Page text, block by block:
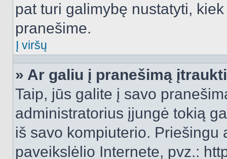
pat turi galimybę nustatyti,
pranešime.
Į viršų
» Ar galiu į pranešimą
Taip, jūs galite į savo
administratorius įjungė tokią
iš savo kompiuterio.
paveikslėlio Internete, pvz.: